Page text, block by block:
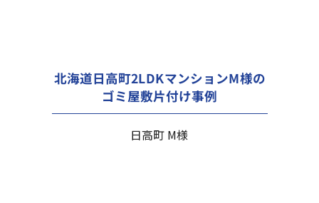
北海道日高町2LDKマンションM様の
ゴミ屋敷片付け事例
日高町 M様